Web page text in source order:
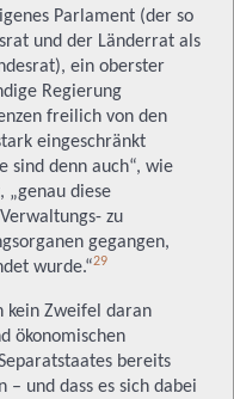
Parlament (der so
und der Länderrat als
ein oberster
Regierung
freilich von den
eingeschränkt
sind denn auch“, wie
„genau diese
zu
gegangen,
wurde.“29
kein Zweifel daran
ökonomischen
bereits
und dass es sich dabei